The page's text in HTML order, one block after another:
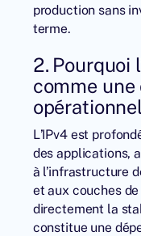
production sans
terme.
2. Pourquoi
comme
L’IPv4 est
des applications,
à l’infrastructure
et aux couches
directement la
constitue une